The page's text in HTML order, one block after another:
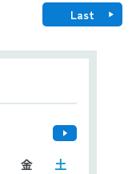
Last
金 土